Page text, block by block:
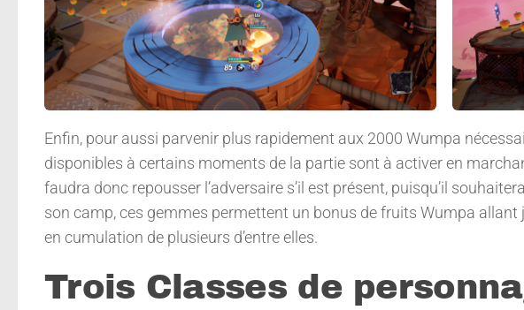
Enfin, pour aussi parvenir plus rapidement aux 2000 Wumpa
disponibles à certains moments de la partie sont à activer en
faudra donc repousser l’adversaire s’il est présent, puisqu’il
son camp, ces gemmes permettent un bonus de fruits Wumpa allant
en cumulation de plusieurs d’entre elles.
Trois Classes de